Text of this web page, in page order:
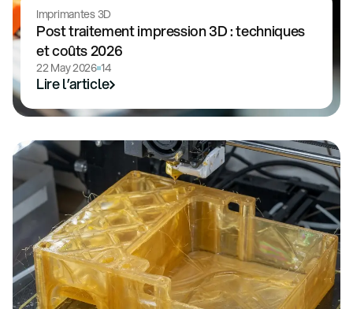
Imprimantes 3D
Post traitement impression 3D : techniques
et coûts 2026
22 May 2026 14
Lire l’article